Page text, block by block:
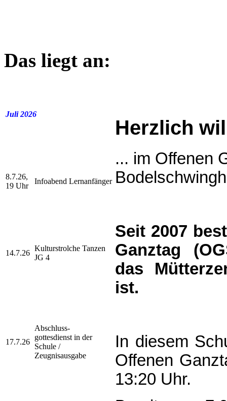
Das liegt an:
Juli 2026
8.7.26,
19 Uhr
Infoabend Lernanfänger
14.7.26
Kulturstrolche Tanzen
JG 4
17.7.26
Abschluss-
gottesdienst in der
Schule /
Zeugnisausgabe
Herzlich
... im Offenen
Seit 2007
Ganztag
das
ist.
In diesem
Offenen
13:20 Uhr.